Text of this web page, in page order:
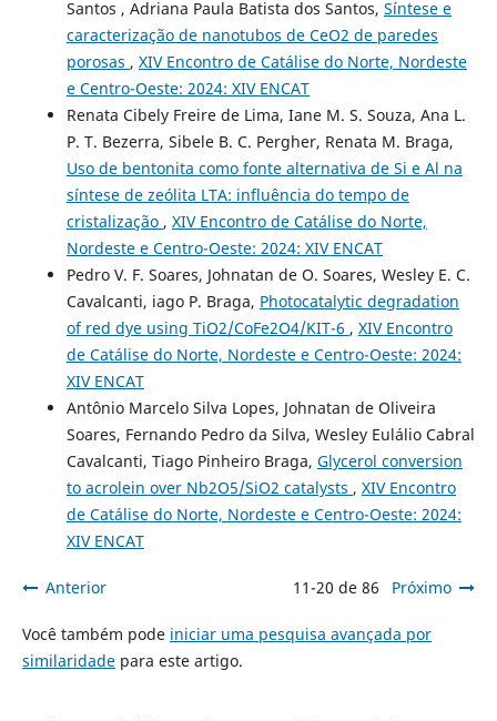
Santos , Adriana Paula Batista dos Santos, Síntese e
caracterização de nanotubos de CeO2 de paredes
porosas , XIV Encontro de Catálise do Norte, Nordeste
e Centro-Oeste: 2024: XIV ENCAT
Renata Cibely Freire de Lima, Iane M. S. Souza, Ana L.
P. T. Bezerra, Sibele B. C. Pergher, Renata M. Braga,
Uso de bentonita como fonte alternativa de Si e Al na
síntese de zeólita LTA: influência do tempo de
cristalização , XIV Encontro de Catálise do Norte,
Nordeste e Centro-Oeste: 2024: XIV ENCAT
Pedro V. F. Soares, Johnatan de O. Soares, Wesley E. C.
Cavalcanti, iago P. Braga, Photocatalytic degradation
of red dye using TiO2/CoFe2O4/KIT-6 , XIV Encontro
de Catálise do Norte, Nordeste e Centro-Oeste: 2024:
XIV ENCAT
Antônio Marcelo Silva Lopes, Johnatan de Oliveira
Soares, Fernando Pedro da Silva, Wesley Eulálio Cabral
Cavalcanti, Tiago Pinheiro Braga, Glycerol conversion
to acrolein over Nb2O5/SiO2 catalysts , XIV Encontro
de Catálise do Norte, Nordeste e Centro-Oeste: 2024:
XIV ENCAT
Anterior 11-20 de 86 Próximo
Você também pode iniciar uma pesquisa avançada por
similaridadepara este artigo.